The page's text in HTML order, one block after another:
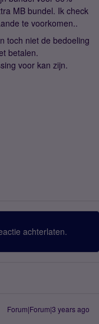
MB bundel. Ik check
te voorkomen..
toch niet de bedoeling
betalen.
voor kan zijn.
achterlaten.
Forum|Forum|3 years ago